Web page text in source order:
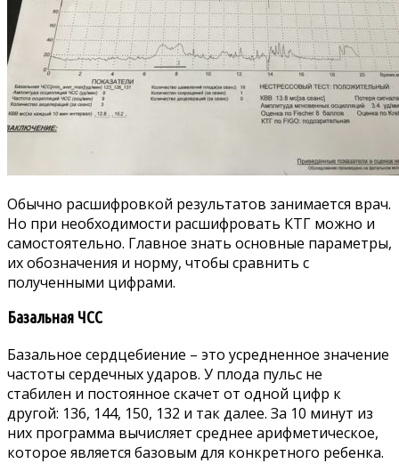
Обычно расшифровкой результатов занимается врач.
Но при необходимости расшифровать КТГ можно и
самостоятельно. Главное знать основные параметры,
их обозначения и норму, чтобы сравнить с
полученными цифрами.
Базальная ЧСС
Базальное сердцебиение – это усредненное значение
частоты сердечных ударов. У плода пульс не
стабилен и постоянное скачет от одной цифр к
другой: 136, 144, 150, 132 и так далее. За 10 минут из
них программа вычисляет среднее арифметическое,
которое является базовым для конкретного ребенка.